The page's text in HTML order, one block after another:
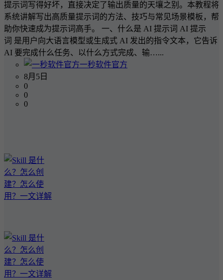
提示词写得好坏，直接决定了输出质量的天壤之别。本教程将
系统讲解写出高质量提示词的方法、技巧与常见场景模板，帮
助你快速成为提示词高手。 一、什么是 AI 提示词 AI 提示
词 是用户向大语言模型或生成式 AI 发出的指令文本，它告诉
AI 要完成什么任务、以什么方式完成、输…...
一秒软件官方
8月5日
0
0
0